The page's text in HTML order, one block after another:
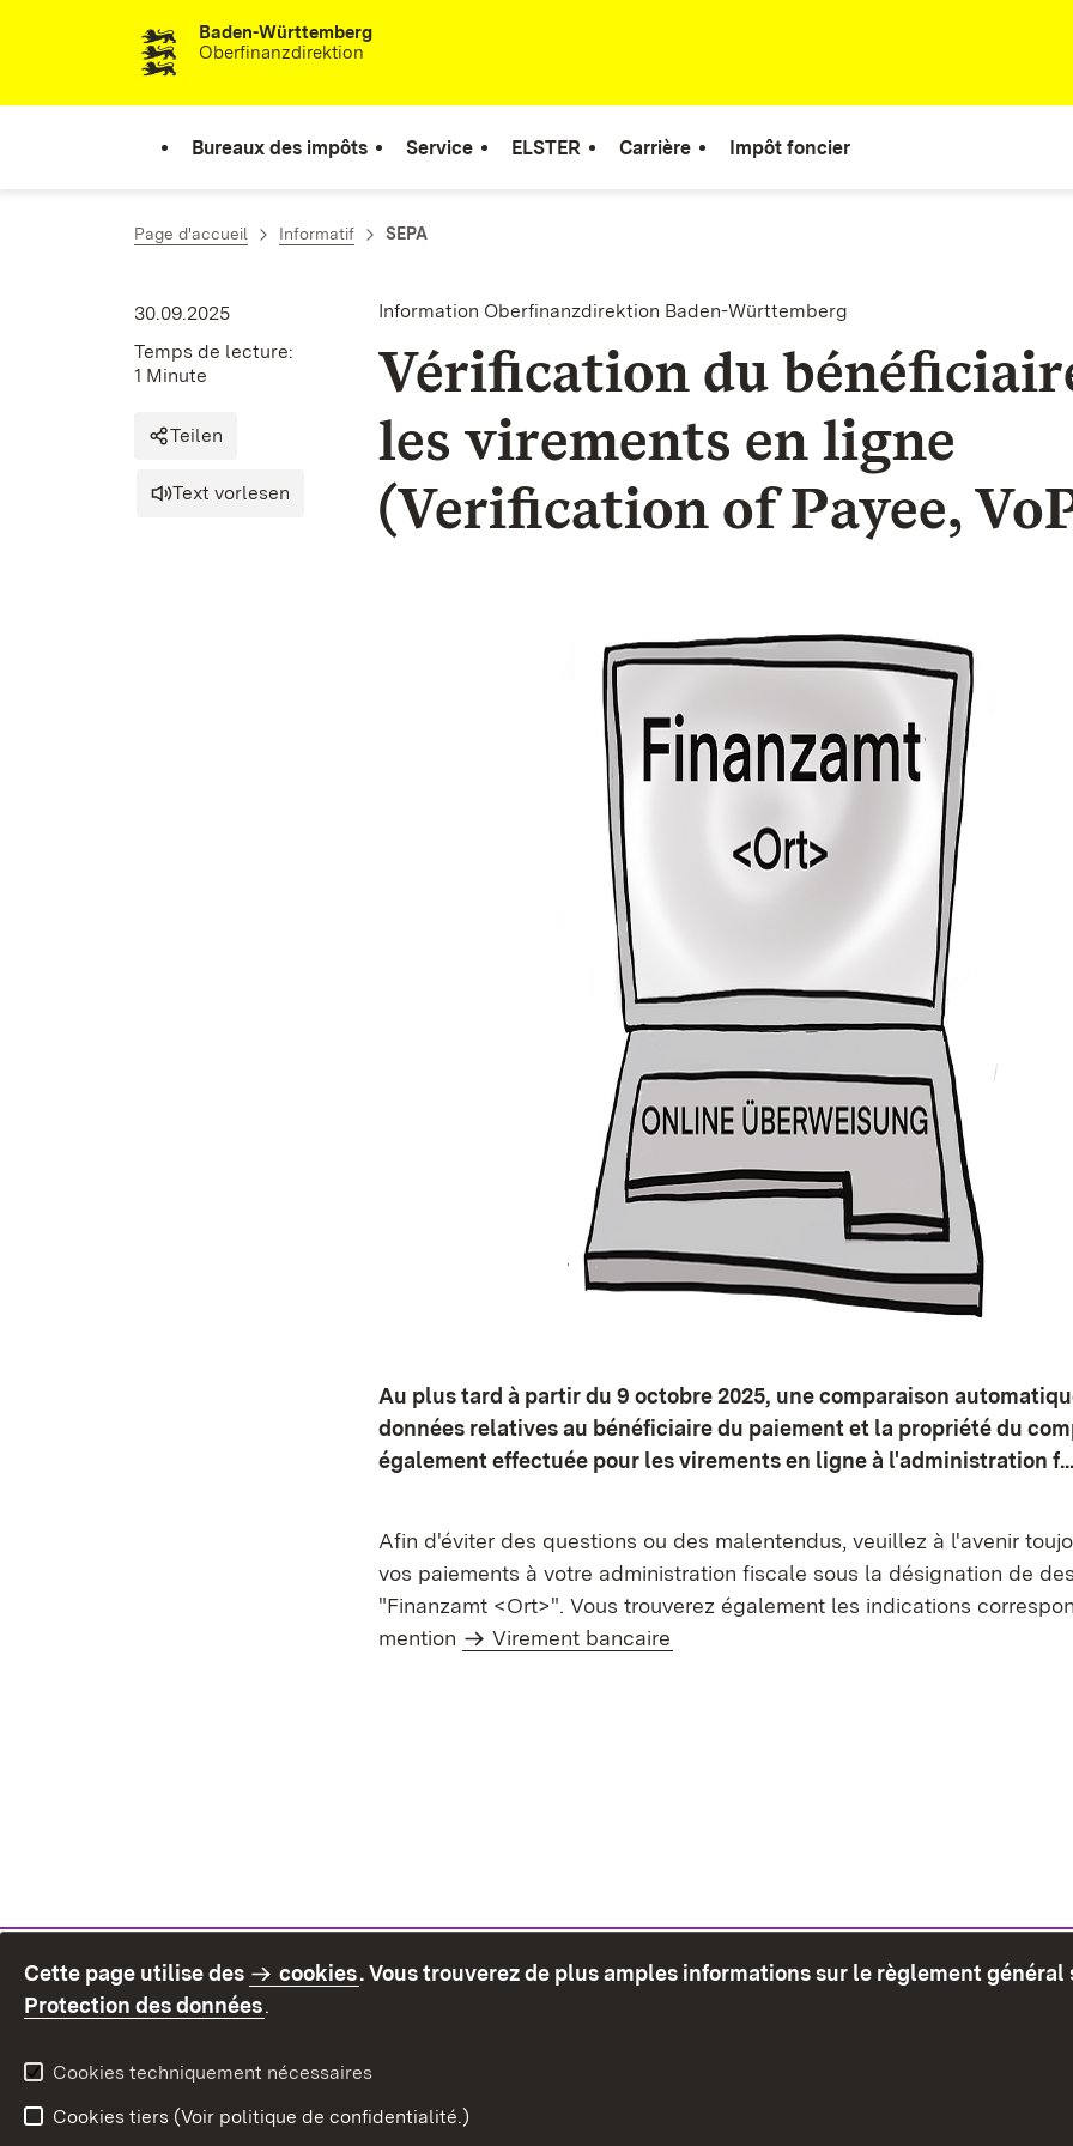
Passer au contenuBaden-Württemberg
Oberfinanzdirektion
Bureaux des impôts Service ELSTER Carrière Impôt foncier
Page d'accueil Informatif SEPA
Information Oberfinanzdirektion Baden-Württemberg
Vérification du
les virements en ligne
(Verification of Payee,
30.09.2025
Temps de lecture:
1 Minute
Teilen
Text vorlesen
Au plus tard à partir du 9 octobre 2025, une comparaison
données relatives au bénéficiaire du paiement et la propriété du
également effectuée pour les virements en ligne à l'administration f...
Afin d'éviter des questions ou des malentendus, veuillez à l'avenir
vos paiements à votre administration fiscale sous la désignation de
"Finanzamt <Ort>". Vous trouverez également les indications
mention
Virement bancaire
Cette page utilise des cookies. Vous trouverez de plus amples informations sur le règlement
Protection des données.
Cookies techniquement nécessaires
Cookies tiers (Voir politique de confidentialité.)